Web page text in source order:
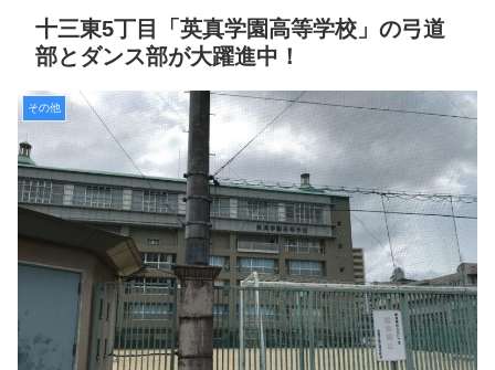
十三東5丁目「英真学園高等学校」の弓道
部とダンス部が大躍進中！
その他